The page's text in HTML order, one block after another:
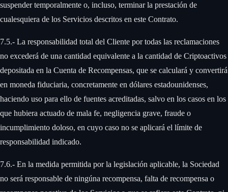
suspender temporalmente o, incluso, terminar la prestación de
cualesquiera de los Servicios descritos en este Contrato. ‍
7.5.- La responsabilidad total del Cliente por todas las reclamaciones
no excederá de una cantidad equivalente a la cantidad de Criptoactivos
depositada en la Cuenta de Recompensas, que se calculará y convertirá
en moneda fiduciaria, concretamente en dólares estadounidenses,
haciendo uso para ello de fuentes acreditadas, salvo en los casos en los
que hubiera actuado de mala fe, negligencia grave, fraude o
incumplimiento doloso, en cuyo caso no se aplicará el límite de
responsabilidad indicado. ‍
7.6.- En la medida permitida por la legislación aplicable, la Sociedad
no será responsable de ningúna recompensa, falta de recompensa o